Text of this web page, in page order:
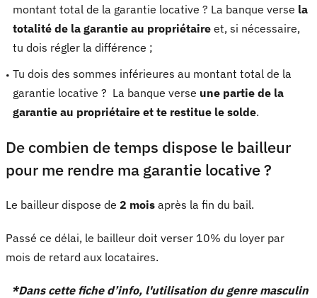
montant total de la garantie locative ? La banque verse la
totalité de la garantie au propriétaire et, si nécessaire,
tu dois régler la différence ;
Tu dois des sommes inférieures au montant total de la
garantie locative ? La banque verse une partie de la
garantie au propriétaire et te restitue le solde.
De combien de temps dispose le bailleur
pour me rendre ma garantie locative ?
Le bailleur dispose de 2 mois après la fin du bail.
Passé ce délai, le bailleur doit verser 10% du loyer par
mois de retard aux locataires.
*Dans cette fiche d’info, l'utilisation du genre masculin